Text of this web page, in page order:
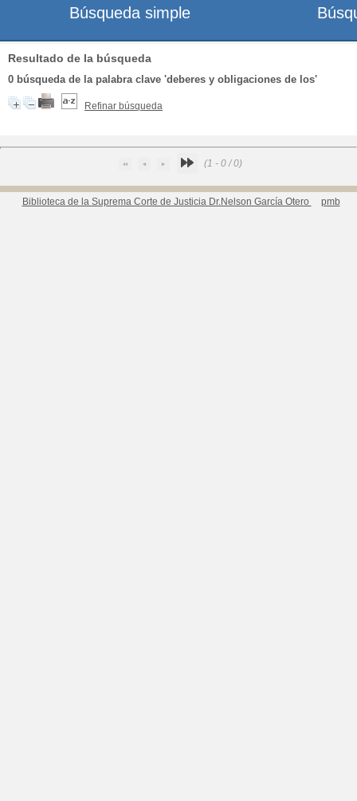
Resultado de la búsqueda
0 búsqueda de la palabra clave 'deberes y obligaciones de los'
Refinar búsqueda
(1 - 0 / 0)
Biblioteca de la Suprema Corte de Justicia Dr.Nelson García Otero pmb
Búsqueda simple